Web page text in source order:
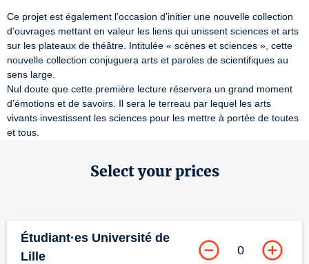
Ce projet est également l’occasion d’initier une nouvelle collection
d’ouvrages mettant en valeur les liens qui unissent sciences et arts
sur les plateaux de théâtre. Intitulée « scènes et sciences », cette
nouvelle collection conjuguera arts et paroles de scientifiques au
sens large.
Nul doute que cette première lecture réservera un grand moment
d’émotions et de savoirs. Il sera le terreau par lequel les arts
vivants investissent les sciences pour les mettre à portée de toutes
et tous.
Select your prices
Étudiant·es Université de
Lille
0